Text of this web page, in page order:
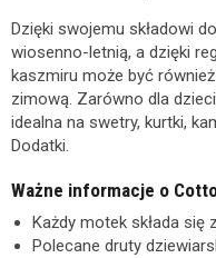
Dzięki swojemu składowi
wiosenno-letnią, a dzięki
kaszmiru może być
zimową. Zarówno dla
idealna na swetry, kurtki,
Dodatki.
Ważne informacje o
Każdy motek składa się
Polecane druty